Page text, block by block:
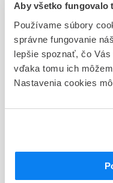
Aby všetko fungovalo
Používame súbory
správne fungovanie
lepšie spoznať, čo
vďaka tomu ich
Nastavenia cookies
Európska
Držiteľ, krajina
Actavis Group PTC ehf.,
Indikačná skupina
J05
Priamo
J05AH